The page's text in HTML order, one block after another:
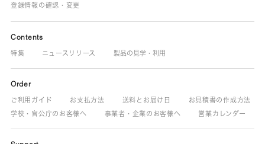
登録情報の確認・変更
Contents
特集 ニュースリリース 製品の見学・利用
Order
ご利用ガイド お支払方法 送料とお届け日
お見積書の作成方法
学校・官公庁のお客様へ
事業者・企業のお客様へ 営業カレンダー